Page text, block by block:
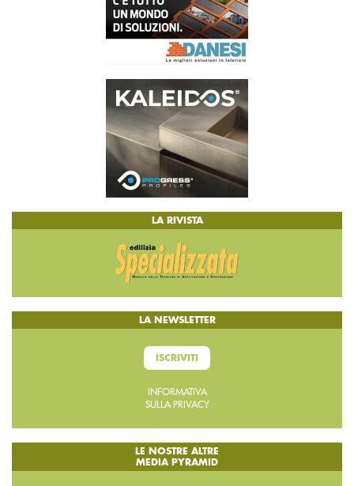
LA RIVISTA
LA NEWSLETTER
ISCRIVITI
INFORMATIVA
SULLA PRIVACY
LE NOSTRE ALTRE
MEDIA PYRAMID